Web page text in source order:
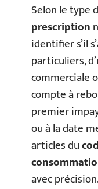
Selon le type
prescription
identifier s’il
particuliers,
commerciale
compte à
premier
ou à la date
articles du
avec